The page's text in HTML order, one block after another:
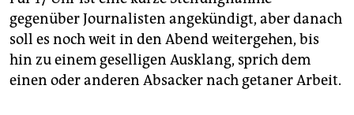
gegenüber Journalisten angekündigt, aber danach
soll es noch weit in den Abend weitergehen, bis
hin zu einem geselligen Ausklang, sprich dem
einen oder anderen Absacker nach getaner Arbeit.